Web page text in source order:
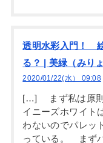
透明水彩入門！
る？ | 美緑（みり
2020/01/22(水） 09:08
[…] まず私は原則
イニーズホワイト
わないのでパレッ
っている。 まず